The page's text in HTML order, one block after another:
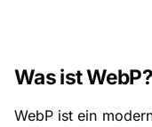
Was ist WebP?
WebP ist ein